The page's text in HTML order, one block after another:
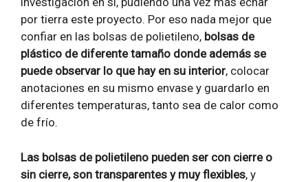
por tierra este proyecto. Por eso nada mejor que
confiar en las bolsas de polietileno, bolsas de
plástico de diferente tamaño donde además se
puede observar lo que hay en su interior, colocar
anotaciones en su mismo envase y guardarlo en
diferentes temperaturas, tanto sea de calor como
de frío.
Las bolsas de polietileno pueden ser con cierre o
sin cierre, son transparentes y muy flexibles, y